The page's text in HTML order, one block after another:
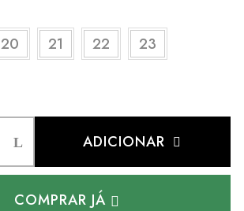
20 21 22
23
ADICIONAR
COMPRAR JÁ